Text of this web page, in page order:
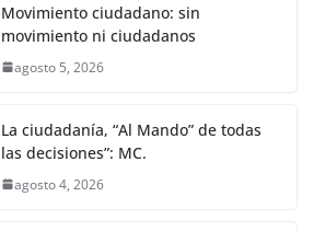
Movimiento ciudadano: sin
movimiento ni ciudadanos
agosto 5, 2026
La ciudadanía, “Al Mando” de todas
las decisiones”: MC.
agosto 4, 2026